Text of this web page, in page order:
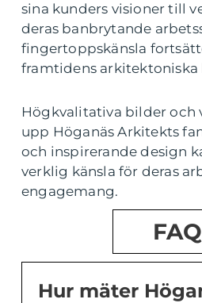
sina kunders visioner till
deras banbrytande
fingertoppskänsla
framtidens arkitektoniska
Högkvalitativa bilder och
upp Höganäs Arkitekts
och inspirerande design
verklig känsla för deras
engagemang.
FAQ
Hur mäter